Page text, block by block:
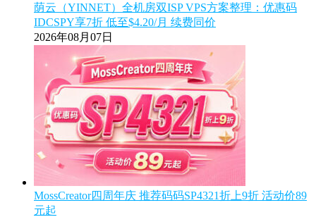
荫云（YINNET）全机房双ISP VPS方案整理：优惠码
IDCSPY享7折 低至$4.20/月 续费同价
2026年08月07日
MossCreator四周年庆 推荐码码SP4321折上9折 活动价89
元起